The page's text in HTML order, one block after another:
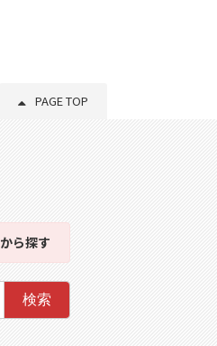
PAGE TOP
から探す
検索